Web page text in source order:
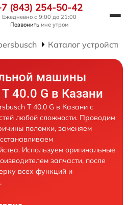
(843) 254-50-42
Ежедневно с 9:00 до 21:00
Позвонить мне утром
Каталог устройств
машины
40.0 G в Казани
T 40.0 G в Казани с
любой сложности. Проводим
поломки, заменяем
Используем оригинальные
запчасти, после
всех функций и